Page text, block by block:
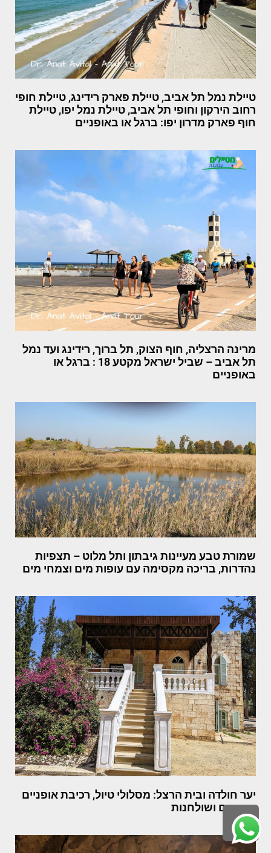
טיילת נמל תל אביב, טיילת פארק רידינג, טיילת חופי
רחוב הירקון וחופי תל אביב, טיילת נמל יפו, טיילת
חוף פארק מדרון יפו: ברגל או באופניים
מרינה הרצליה, חוף הצוק, תל ברוך, רידינג ועד נמל
תל אביב – שביל ישראל מקטע 18 : ברגל או
באופניים
שמורת טבע מעיינות גיבתון ותל מלוט – תצפיות
נהדרות, בריכה מקסימה עם עופות מים וצמחי מים
יער חולדה ובית הרצל: מסלולי טיול, רכיבת אופניים
וחניונים ושולחנות
גלילה
לראש
העמוד